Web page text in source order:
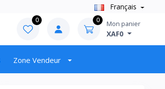
Français
0 0 Mon panier
XAF0
Zone Vendeur